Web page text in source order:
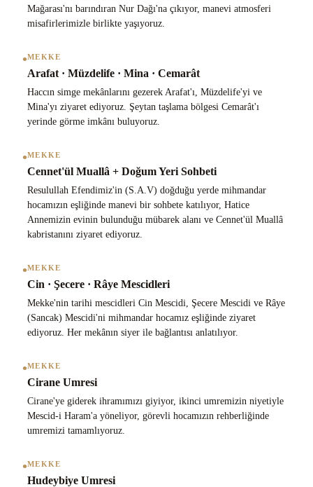
Mağarası'nı barındıran Nur Dağı'na çıkıyor, manevi atmosferi
misafirlerimizle birlikte yaşıyoruz.
•MEKKE
Arafat · Müzdelife · Mina · Cemarât
Haccın simge mekânlarını gezerek Arafat'ı, Müzdelife'yi ve
Mina'yı ziyaret ediyoruz. Şeytan taşlama bölgesi Cemarât'ı
yerinde görme imkânı buluyoruz.
•MEKKE
Cennet'ül Muallâ + Doğum Yeri Sohbeti
Resulullah Efendimiz'in (S.A.V) doğduğu yerde mihmandar
hocamızın eşliğinde manevi bir sohbete katılıyor, Hatice
Annemizin evinin bulunduğu mübarek alanı ve Cennet'ül Muallâ
kabristanını ziyaret ediyoruz.
•MEKKE
Cin · Şecere · Râye Mescidleri
Mekke'nin tarihi mescidleri Cin Mescidi, Şecere Mescidi ve Râye
(Sancak) Mescidi'ni mihmandar hocamız eşliğinde ziyaret
ediyoruz. Her mekânın siyer ile bağlantısı anlatılıyor.
•MEKKE
Cirane Umresi
Cirane'ye giderek ihramımızı giyiyor, ikinci umremizin niyetiyle
Mescid-i Haram'a yöneliyor, görevli hocamızın rehberliğinde
umremizi tamamlıyoruz.
•MEKKE
Hudeybiye Umresi